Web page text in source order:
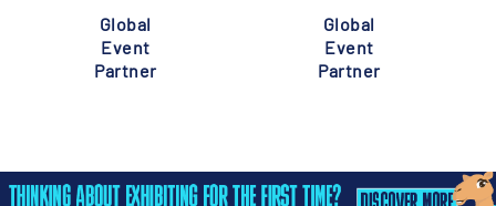
Global
Event
Partner
Global
Event
Partner